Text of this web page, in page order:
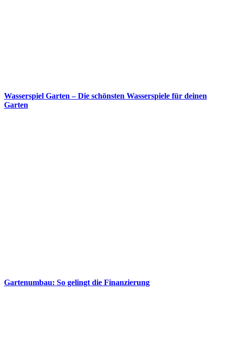
Wasserspiel Garten – Die schönsten Wasserspiele für deinen
Garten
Gartenumbau: So gelingt die Finanzierung